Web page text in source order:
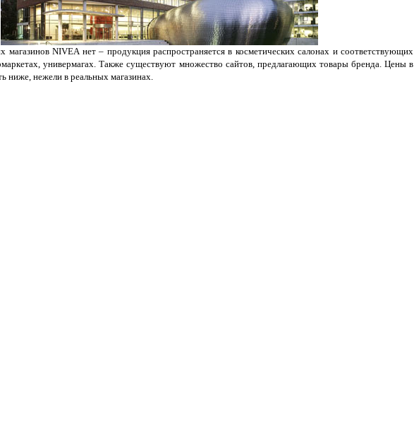
NIVEA нет – продукция распространяется в косметических салонах и соответствующих
универмагах. Также существуют множество сайтов, предлагающих товары бренда. Цены в
ниже, нежели в реальных магазинах.